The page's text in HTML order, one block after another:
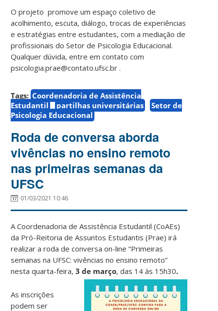
O projeto promove um espaço coletivo de
acolhimento, escuta, diálogo, trocas de experiências
e estratégias entre estudantes, com a mediação de
profissionais do Setor de Psicologia Educacional.
Qualquer dúvida, entre em contato com
psicologia.prae@contato.ufsc.br .
Tags: Coordenadoria de Assistência
Estudantil
partilhas universitárias
Setor de
Psicologia Educacional
Roda de conversa aborda
vivências no ensino remoto
nas primeiras semanas da
UFSC
01/03/2021 10:46
A Coordenadoria de Assistência Estudantil (CoAEs)
da Pró-Reitoria de Assuntos Estudantis (Prae) irá
realizar a roda de conversa on-line “Primeiras
semanas na UFSC: vivências no ensino remoto”
nesta quarta-feira,3 de março, das 14 às 15h30.
As inscrições
podem ser